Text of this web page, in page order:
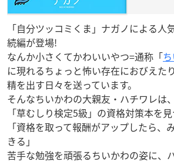
「自分ツッコミくま」ナガノによる人
続編が登場!
なんか小さくてかわいいやつ=通称「
に現れるちょっと怖い存在におびえた
精を出す日々を送っています。
そんなちいかわの大親友・ハチワレは
「草むしり検定5級」の資格対策本を見
「資格を取って報酬がアップしたら、
きる」
苦手な勉強を頑張るちいかわの姿に、